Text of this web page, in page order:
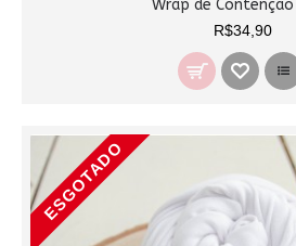
Wrap de Contenção
R$34,90
ESGOTADO